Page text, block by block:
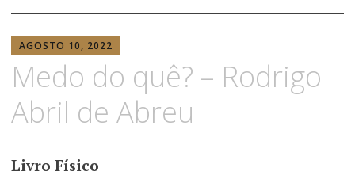
AGOSTO 10, 2022
Medo do quê? – Rodrigo
Abril de Abreu
Livro Físico